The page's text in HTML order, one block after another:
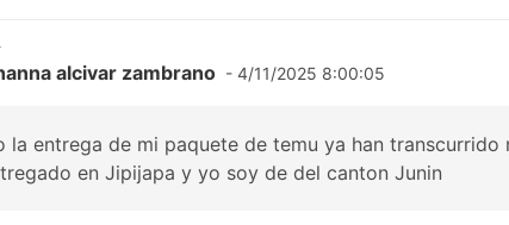
alcivar zambrano - 4/11/2025 8:00:05
la entrega de mi paquete de temu ya han
en Jipijapa y yo soy de del canton Junin